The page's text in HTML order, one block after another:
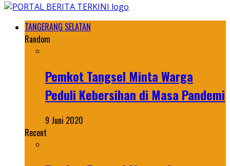
TANGERANG SELATAN
Random
Pemkot Tangsel Minta Warga
Peduli Kebersihan di Masa Pandemi
9 Juni 2020
Recent